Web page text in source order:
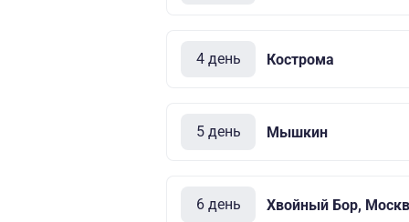
4 день Кострома
5 день Мышкин
6 день Хвойный Бор,